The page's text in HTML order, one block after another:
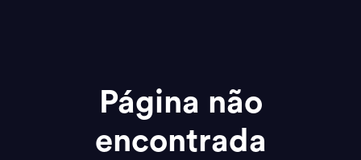
Página não
encontrada